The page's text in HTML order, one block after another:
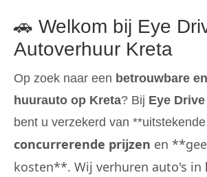
🚗 Welkom bij Eye
Autoverhuur Kreta
Op zoek naar een betrouwbare
huurauto op Kreta? Bij Eye
bent u verzekerd van
concurrerende prijzen en
kosten**. Wij verhuren auto's in